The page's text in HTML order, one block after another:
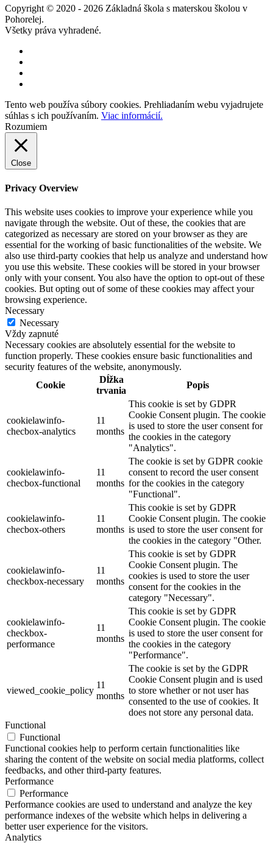
Copyright © 2020 - 2026 Základná škola s materskou školou v
Pohorelej.
Všetky práva vyhradené.
Tento web používa súbory cookies. Prehliadaním webu vyjadrujete
súhlas s ich používaním. Viac informácií.
Rozumiem
Close
Privacy Overview
This website uses cookies to improve your experience while you
navigate through the website. Out of these, the cookies that are
categorized as necessary are stored on your browser as they are
essential for the working of basic functionalities of the website. We
also use third-party cookies that help us analyze and understand how
you use this website. These cookies will be stored in your browser
only with your consent. You also have the option to opt-out of these
cookies. But opting out of some of these cookies may affect your
browsing experience.
Necessary
Necessary
Vždy zapnuté
Necessary cookies are absolutely essential for the website to
function properly. These cookies ensure basic functionalities and
security features of the website, anonymously.
Cookie
Dĺžka
trvania
Popis
cookielawinfo-
checbox-analytics
11
months
This cookie is set by GDPR
Cookie Consent plugin. The cookie
is used to store the user consent for
the cookies in the category
"Analytics".
cookielawinfo-
checbox-functional
11
months
The cookie is set by GDPR cookie
consent to record the user consent
for the cookies in the category
"Functional".
cookielawinfo-
checbox-others
11
months
This cookie is set by GDPR
Cookie Consent plugin. The cookie
is used to store the user consent for
the cookies in the category "Other.
cookielawinfo-
checkbox-necessary
11
months
This cookie is set by GDPR
Cookie Consent plugin. The
cookies is used to store the user
consent for the cookies in the
category "Necessary".
cookielawinfo-
checkbox-
performance
11
months
This cookie is set by GDPR
Cookie Consent plugin. The cookie
is used to store the user consent for
the cookies in the category
"Performance".
viewed_cookie_policy
11
months
The cookie is set by the GDPR
Cookie Consent plugin and is used
to store whether or not user has
consented to the use of cookies. It
does not store any personal data.
Functional
Functional
Functional cookies help to perform certain functionalities like
sharing the content of the website on social media platforms, collect
feedbacks, and other third-party features.
Performance
Performance
Performance cookies are used to understand and analyze the key
performance indexes of the website which helps in delivering a
better user experience for the visitors.
Analytics